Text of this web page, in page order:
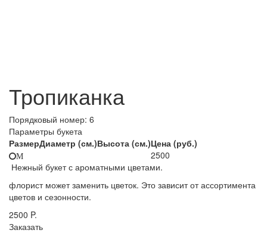
Тропиканка
Порядковый номер: 6
Параметры букета
РазмерДиаметр (см.)Высота (см.)Цена (руб.)
M
2500
Нежный букет с ароматными цветами.
флорист может заменить цветок. Это зависит от ассортимента
цветов и сезонности.
2500 P.
Заказать